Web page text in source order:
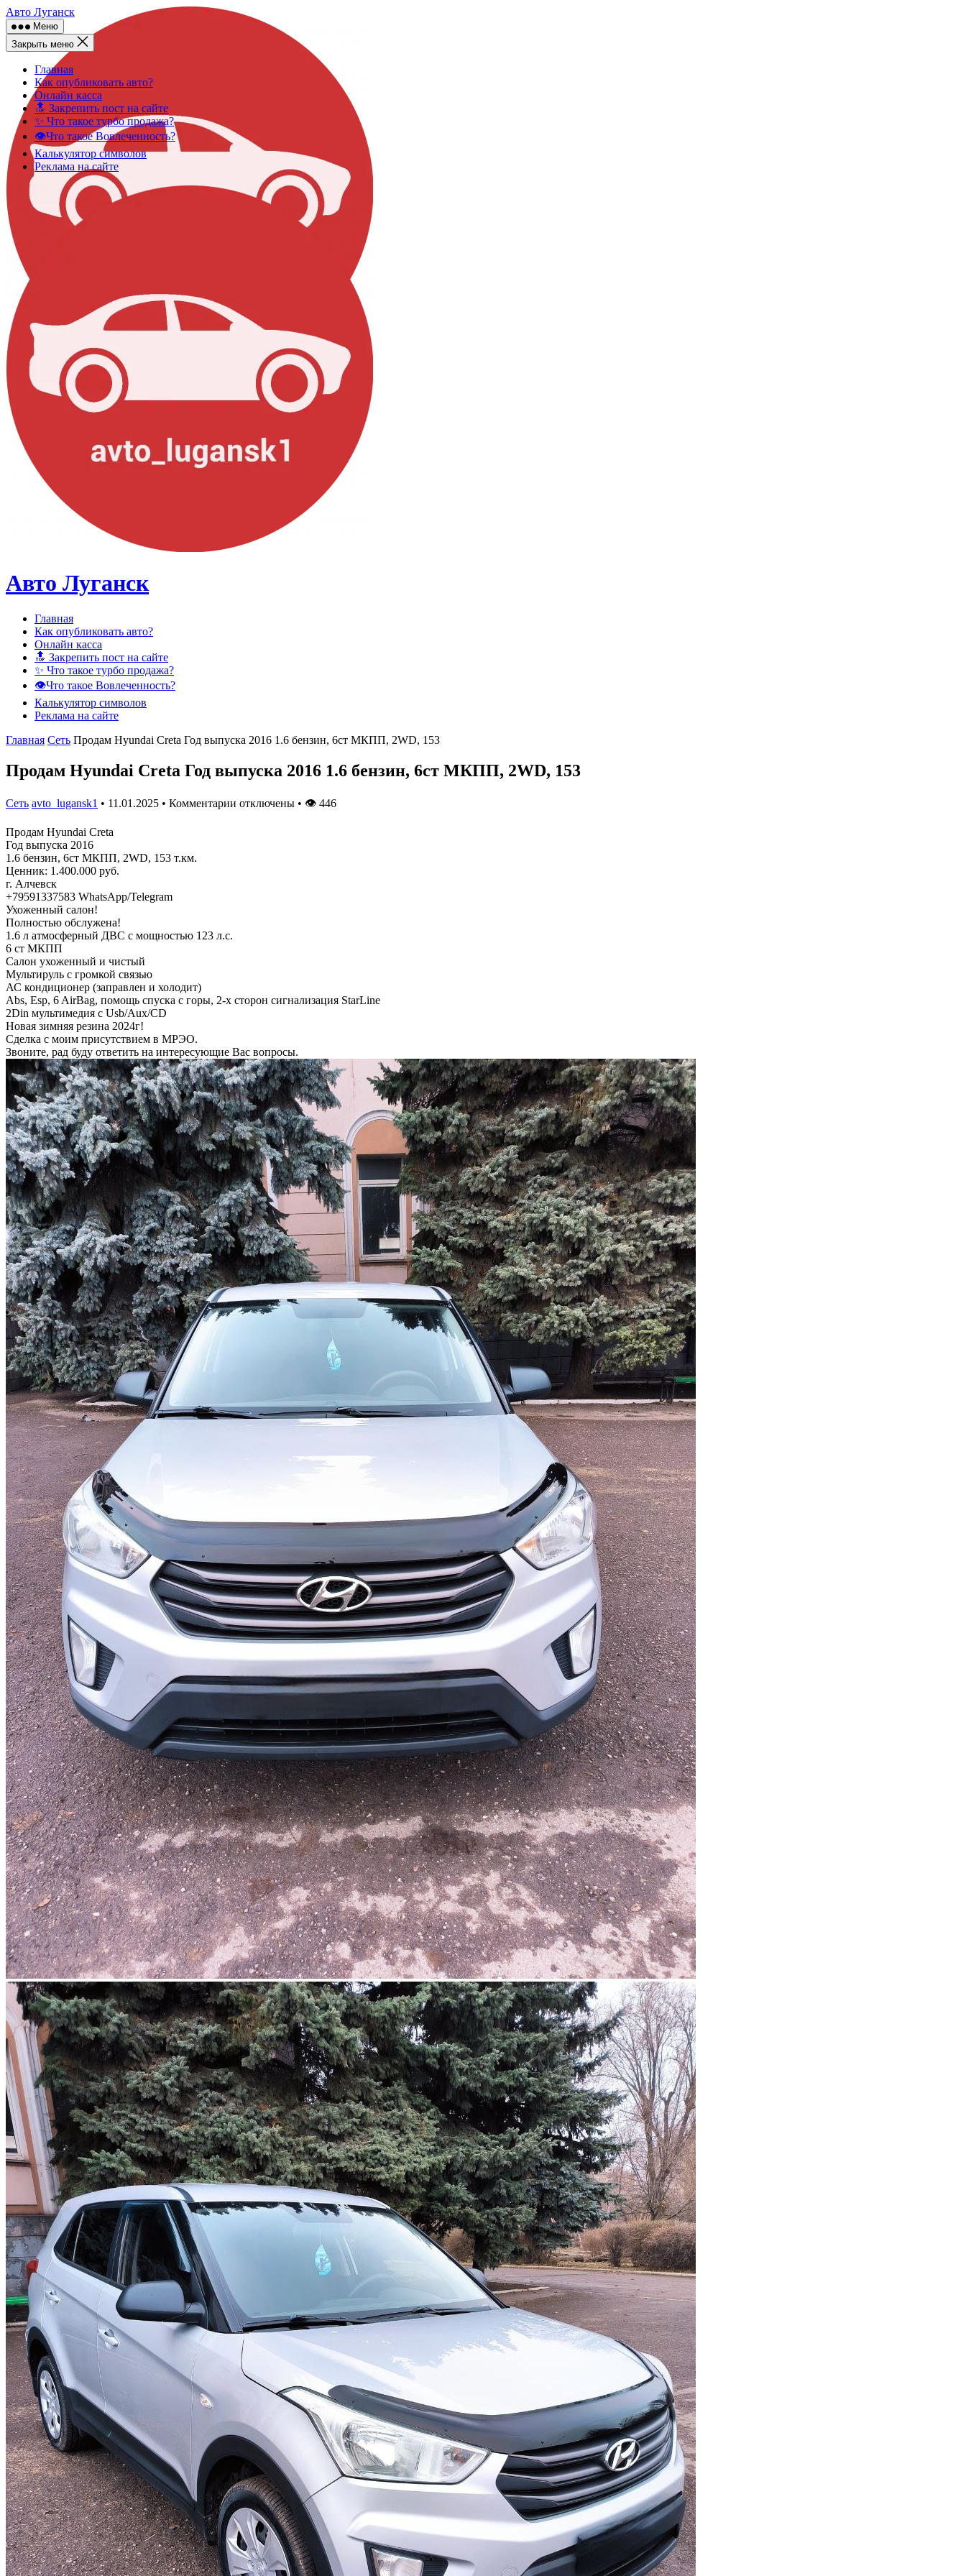
Skip
to
content
Авто Луганск
Меню
Закрыть меню
Главная
Как опубликовать авто?
Онлайн касса
🔝 Закрепить пост на сайте
✨ Что такое турбо продажа?
👁️Что такое Вовлеченность?
Калькулятор символов
Реклама на сайте
Авто Луганск
Главная
Как опубликовать авто?
Онлайн касса
🔝 Закрепить пост на сайте
✨ Что такое турбо продажа?
👁️Что такое Вовлеченность?
Калькулятор символов
Реклама на сайте
Главная Сеть Продам Hyundai Creta Год выпуска 2016 1.6 бензин, 6ст МКПП, 2WD, 153
Продам Hyundai Creta Год выпуска 2016 1.6 бензин, 6ст МКПП, 2WD, 153
Сеть avto_lugansk1 • 11.01.2025 • Комментарии отключены • 👁 446
Продам Hyundai Creta
Год выпуска 2016
1.6 бензин, 6ст МКПП, 2WD, 153 т.км.
Ценник: 1.400.000 руб.
г. Алчевск
+79591337583 WhatsApp/Telegram
Ухоженный салон!
Полностью обслужена!
1.6 л атмосферный ДВС с мощностью 123 л.с.
6 ст МКПП
Салон ухоженный и чистый
Мультируль с громкой связью
АС кондиционер (заправлен и холодит)
Abs, Esp, 6 AirBag, помощь спуска с горы, 2-х сторон сигнализация StarLine
2Din мультимедия с Usb/Aux/CD
Новая зимняя резина 2024г!
Сделка с моим присутствием в МРЭО.
Звоните, рад буду ответить на интересующие Вас вопросы.